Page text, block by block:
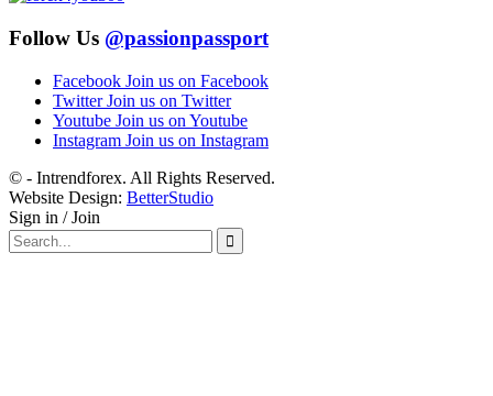
Follow Us @passionpassport
Facebook Join us on Facebook
Twitter Join us on Twitter
Youtube Join us on Youtube
Instagram Join us on Instagram
© - Intrendforex. All Rights Reserved.
Website Design: BetterStudio
Sign in / Join